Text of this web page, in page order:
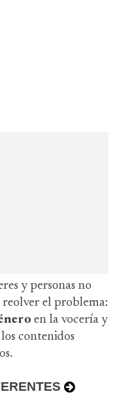
y personas no
reolver el problema:
en la vocería y
contenidos